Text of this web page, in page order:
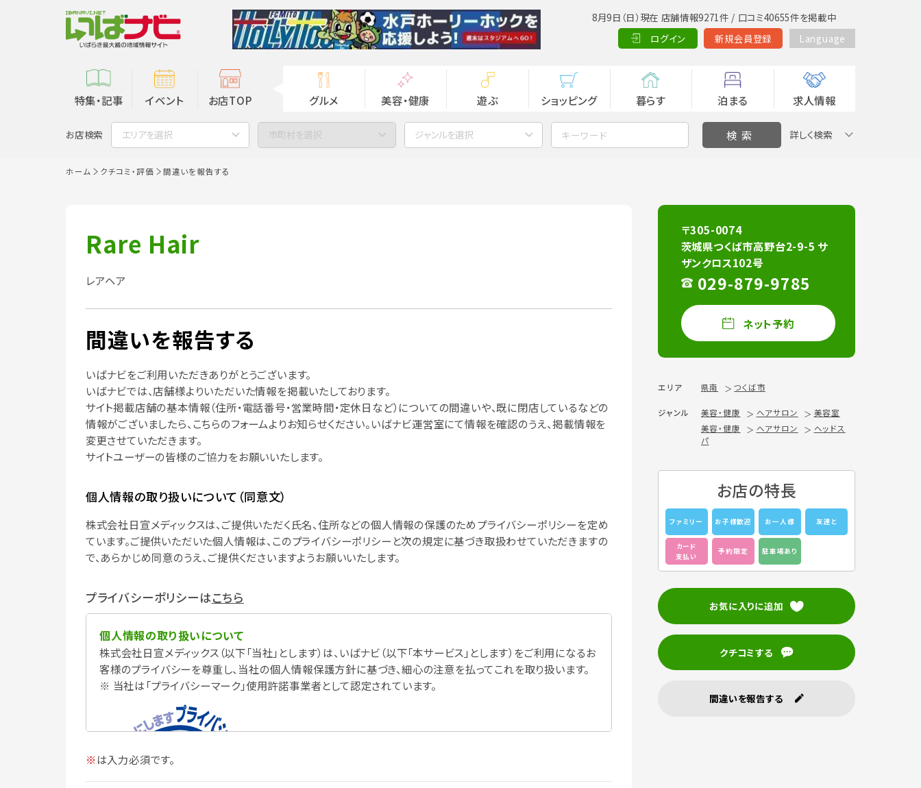
8月9日（日）現在 店舗情報9271件 / 口コミ40655件を掲載中
ログイン
新規会員登録 Language
特集・記事 イベント お店TOP グルメ 美容・健康 遊ぶ ショッピング 暮らす 泊まる 求人情報
お店検索 エリアを選択 市町村を選択 ジャンルを選択 詳しく検索
ホーム クチコミ・評価 間違いを報告する
Rare Hair
レアヘア
間違いを報告する
いばナビをご利用いただきありがとうございます。
いばナビでは、店舗様よりいただいた情報を掲載いたしております。
サイト掲載店舗の基本情報（住所・電話番号・営業時間・定休日など）についての間違いや、既に閉店しているなどの
情報がございましたら、こちらのフォームよりお知らせください。いばナビ運営室にて情報を確認のうえ、掲載情報を
変更させていただきます。
サイトユーザーの皆様のご協力をお願いいたします。
個人情報の取り扱いについて（同意文）
株式会社日宣メディックスは、ご提供いただく氏名、住所などの個人情報の保護のためプライバシーポリシーを定め
ています。ご提供いただいた個人情報は、このプライバシーポリシーと次の規定に基づき取扱わせていただきますの
で、あらかじめ同意のうえ、ご提供くださいますようお願いいたします。
プライバシーポリシーはこちら
個人情報の取り扱いについて
株式会社日宣メディックス（以下「当社」とします）は、いばナビ（以下「本サービス」とします）をご利用になるお
客様のプライバシーを尊重し、当社の個人情報保護方針に基づき、細心の注意を払ってこれを取り扱います。
※ 当社は「プライバシーマーク」使用許諾事業者として認定されています。
※は入力必須です。
〒305-0074
茨城県つくば市高野台2-9-5 サ
ザンクロス102号
029-879-9785
ネット予約
エリア 県南 つくば市
ジャンル 美容・健康 ヘアサロン
美容室
美容・健康
ヘアサロン
ヘッドス
パ
お店の特長
ファミリー お子様歓迎 お一人様 友達と
カード
支払い
予約限定 駐車場あり
お気に入りに追加
クチコミする
間違いを報告する